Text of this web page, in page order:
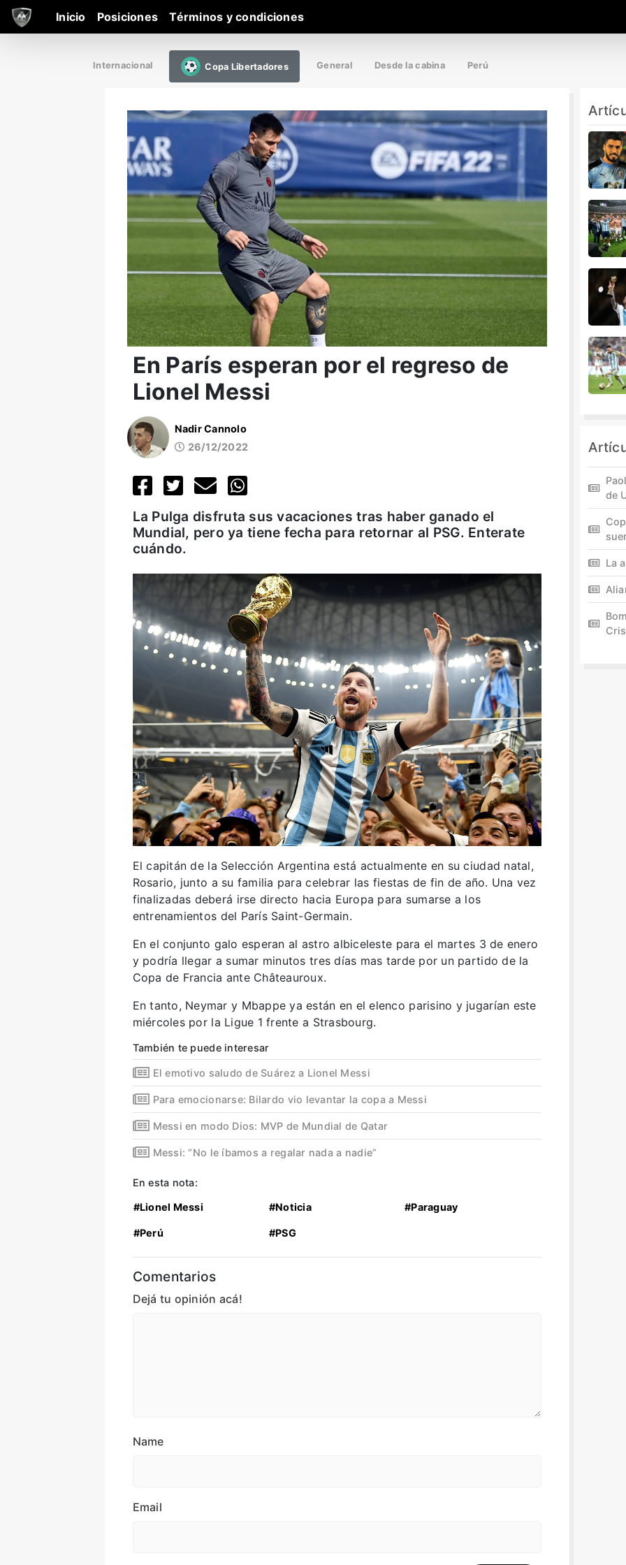
Inicio Posiciones Términos y condiciones
Internacional Copa Libertadores General Desde la cabina Perú
En París esperan por el regreso de
Lionel Messi
Nadir Cannolo
26/12/2022
La Pulga disfruta sus vacaciones tras haber ganado el
Mundial, pero ya tiene fecha para retornar al PSG. Enterate
cuándo.
El capitán de la Selección Argentina está actualmente en su ciudad natal,
Rosario, junto a su familia para celebrar las fiestas de fin de año. Una vez
finalizadas deberá irse directo hacia Europa para sumarse a los
entrenamientos del París Saint-Germain.
En el conjunto galo esperan al astro albiceleste para el martes 3 de enero
y podría llegar a sumar minutos tres días mas tarde por un partido de la
Copa de Francia ante Châteauroux.
En tanto, Neymar y Mbappe ya están en el elenco parisino y jugarían este
miércoles por la Ligue 1 frente a Strasbourg.
También te puede interesar
El emotivo saludo de Suárez a Lionel Messi
Para emocionarse: Bilardo vio levantar la copa a Messi
Messi en modo Dios: MVP de Mundial de Qatar
Messi: “No le íbamos a regalar nada a nadie”
En esta nota:
#Lionel Messi #Noticia #Paraguay
#Perú #PSG
Comentarios
Dejá tu opinión acá!
Name
Email
de
La